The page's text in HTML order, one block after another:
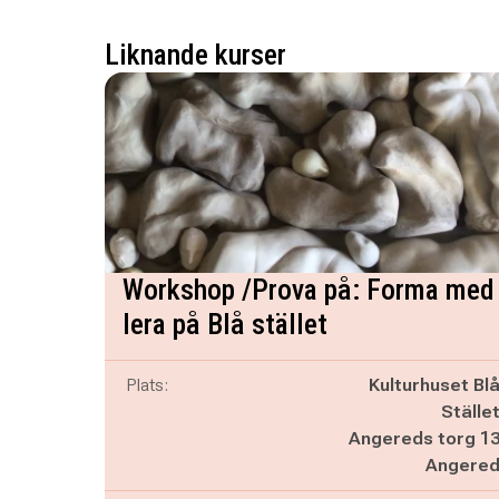
Liknande kurser
Workshop /Prova på: Forma med
lera på Blå stället
Plats:
Kulturhuset Blå
Stället
Angereds torg 13
Angered